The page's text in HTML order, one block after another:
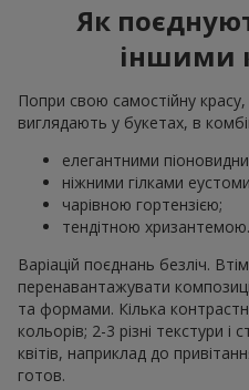
Як
іншими
Попри свою самостійну
виглядають у букетах, в
елегантними
ніжними гілками
чарівною гортензією;
тендітною хризантемою.
Варіацій поєднань безліч.
перенавантажувати
та формами. Кілька
кольорів; 2-3 різні текстури
квітів, наприклад до
готов.